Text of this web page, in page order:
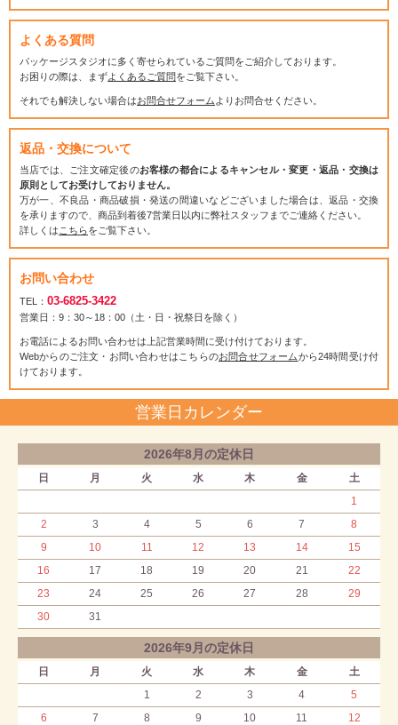
よくある質問
パッケージスタジオに多く寄せられているご質問をご紹介しております。
お困りの際は、まずよくあるご質問をご覧下さい。
それでも解決しない場合はお問合せフォーム よりお問合せください。
返品・交換について
当店では、ご注文確定後のお客様の都合によるキャンセル・変更・返品・交換は
原則としてお受けしておりません。
万が一、不良品・商品破損・発送の間違いなどございました場合は、返品・交換
を承りますので、商品到着後7営業日以内に弊社スタッフまでご連絡ください。
詳しくは こちらをご覧下さい。
お問い合わせ
TEL： 03-6825-3422
営業日：9：30～18：00（土・日・祝祭日を除く）
お電話によるお問い合わせは上記営業時間に受け付けております。
Webからのご注文・お問い合わせはこちらのお問合せフォームから24時間受け付
けております。
営業日カレンダー
2026年8月の定休日
日 月 火 水 木 金
土
1
2
3 4 5 6 7
8
9
10 11 12 13 14
15
16
17 18 19 20 21
22
23
24 25 26 27 28
29
30
31
2026年9月の定休日
日 月 火 水 木 金
土
1
2 3 4
5
6
7 8 9 10 11
12